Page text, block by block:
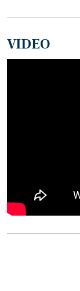
VIDEO